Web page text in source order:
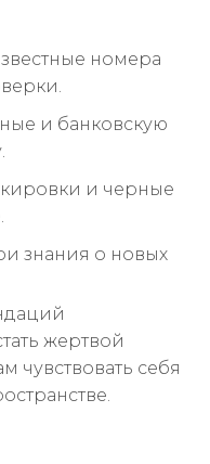
номера
и банковскую
и черные
знания о новых
жертвой
чувствовать себя